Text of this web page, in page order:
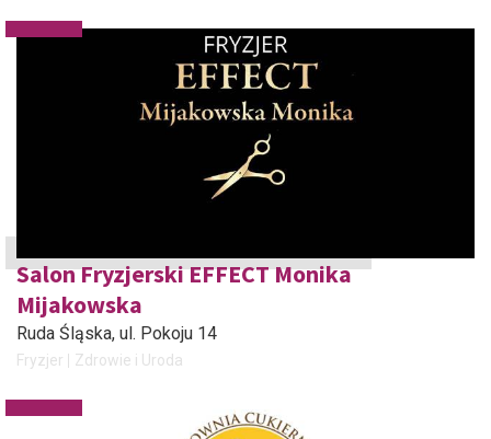
Salon Fryzjerski EFFECT Monika
Mijakowska
Ruda Śląska, ul. Pokoju 14
Fryzjer Zdrowie i Uroda